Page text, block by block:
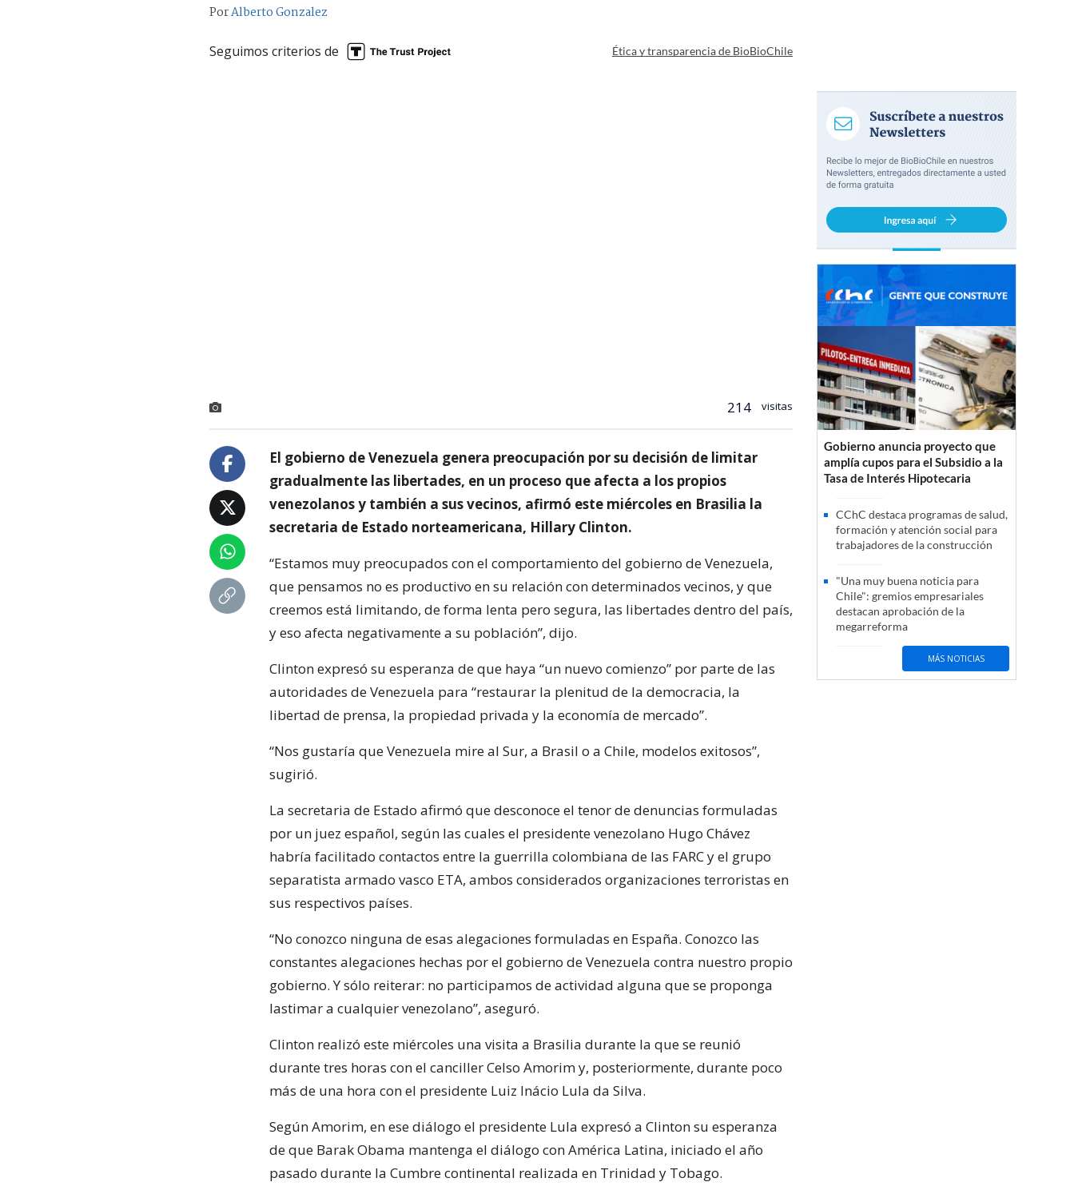
PorAlberto Gonzalez
Seguimos criterios de Ética y transparencia de BioBioChile
214 visitas
El gobierno de Venezuela genera preocupación por su decisión de limitar
gradualmente las libertades, en un proceso que afecta a los propios
venezolanos y también a sus vecinos, afirmó este miércoles en Brasilia la
secretaria de Estado norteamericana, Hillary Clinton.
“Estamos muy preocupados con el comportamiento del gobierno de Venezuela,
que pensamos no es productivo en su relación con determinados vecinos, y que
creemos está limitando, de forma lenta pero segura, las libertades dentro del país,
y eso afecta negativamente a su población”, dijo.
Clinton expresó su esperanza de que haya “un nuevo comienzo” por parte de las
autoridades de Venezuela para “restaurar la plenitud de la democracia, la
libertad de prensa, la propiedad privada y la economía de mercado”.
“Nos gustaría que Venezuela mire al Sur, a Brasil o a Chile, modelos exitosos”,
sugirió.
La secretaria de Estado afirmó que desconoce el tenor de denuncias formuladas
por un juez español, según las cuales el presidente venezolano Hugo Chávez
habría facilitado contactos entre la guerrilla colombiana de las FARC y el grupo
separatista armado vasco ETA, ambos considerados organizaciones terroristas en
sus respectivos países.
“No conozco ninguna de esas alegaciones formuladas en España. Conozco las
constantes alegaciones hechas por el gobierno de Venezuela contra nuestro propio
gobierno. Y sólo reiterar: no participamos de actividad alguna que se proponga
lastimar a cualquier venezolano”, aseguró.
Clinton realizó este miércoles una visita a Brasilia durante la que se reunió
durante tres horas con el canciller Celso Amorim y, posteriormente, durante poco
más de una hora con el presidente Luiz Inácio Lula da Silva.
Según Amorim, en ese diálogo el presidente Lula expresó a Clinton su esperanza
de que Barak Obama mantenga el diálogo con América Latina, iniciado el año
pasado durante la Cumbre continental realizada en Trinidad y Tobago.
Gobierno anuncia proyecto que
amplía cupos para el Subsidio a la
Tasa de Interés Hipotecaria
CChC destaca programas de salud,
formación y atención social para
trabajadores de la construcción
"Una muy buena noticia para
Chile": gremios empresariales
destacan aprobación de la
megarreforma
MÁS NOTICIAS